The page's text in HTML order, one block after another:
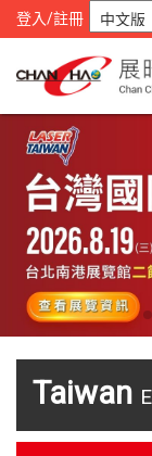
登入/註冊
Taiwan